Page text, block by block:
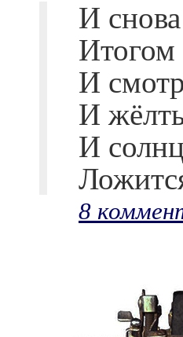
И
Итогом
И
И
И
8